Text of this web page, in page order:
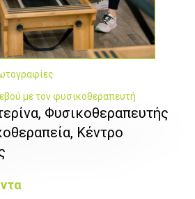
με τον φυσικοθεραπευτή
Φυσικοθεραπευτής
Κέντρο